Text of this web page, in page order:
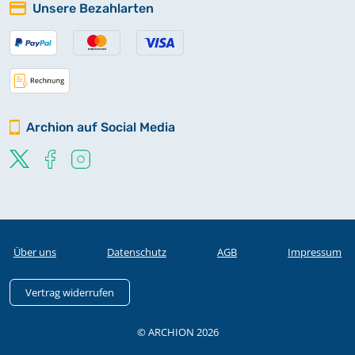
Unsere Bezahlarten
Archion auf Social Media
Über uns Datenschutz AGB Impressum
Vertrag widerrufen
© ARCHION 2026